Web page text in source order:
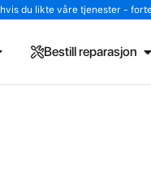
du likte våre tjenester -
Bestill reparasjon